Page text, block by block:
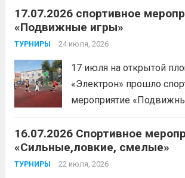
заняла 1 место на
результатом 10.01,78.
спортсменку тренер-
дальше
17.07.2026 спортивное
«Подвижные игры»
ТУРНИРЫ 24 июля, 2026
17 июля на открытой
«Электрон» прошло
мероприятие
16.07.2026 Спортивное
«Сильные,ловкие, смелые»
ТУРНИРЫ 22 июля, 2026